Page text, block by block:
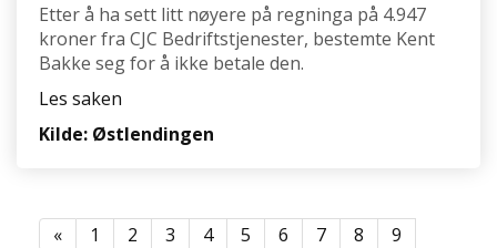
Etter å ha sett litt nøyere på regninga på 4.947
kroner fra CJC Bedriftstjenester, bestemte Kent
Bakke seg for å ikke betale den.
Les saken
Kilde: Østlendingen
« 1 2 3 4 5 6 7 8
9